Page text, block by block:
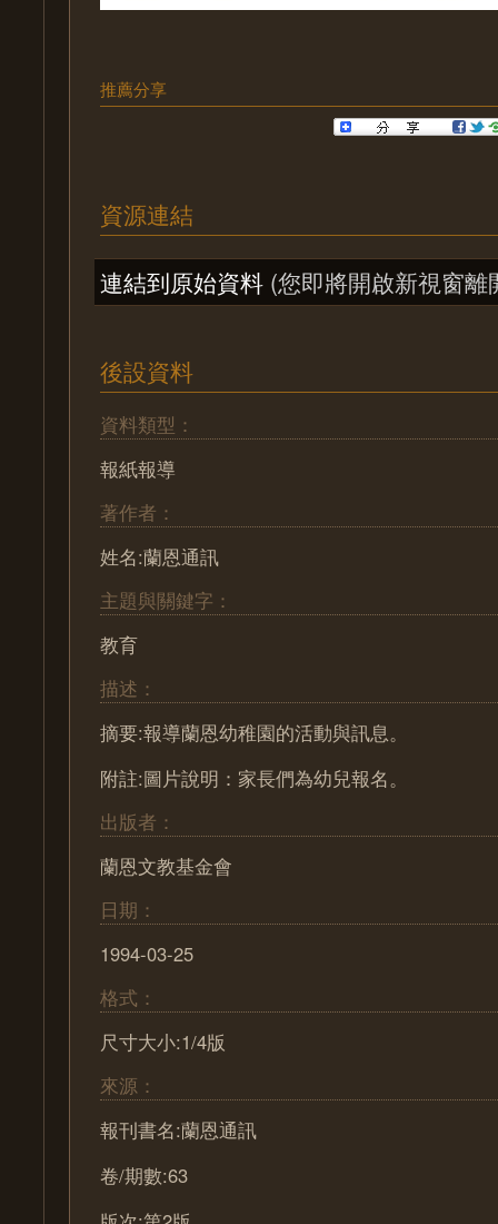
推薦分享
資源連結
連結到原始資料 (您即將開啟新視窗離
後設資料
資料類型：
報紙報導
著作者：
姓名:蘭恩通訊
主題與關鍵字：
教育
描述：
摘要:報導蘭恩幼稚園的活動與訊息。
附註:圖片說明：家長們為幼兒報名。
出版者：
蘭恩文教基金會
日期：
1994-03-25
格式：
尺寸大小:1/4版
來源：
報刊書名:蘭恩通訊
卷/期數:63